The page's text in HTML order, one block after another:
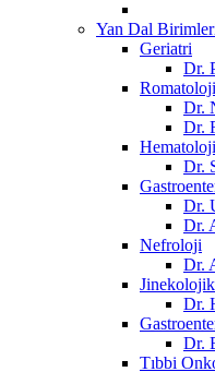
Yan Dal
Geriatri
Dr.
Romatoloji
Dr.
Dr.
Hematoloji
Dr.
Dr.
Dr.
Nefroloji
Dr.
Dr.
Dr.
Tıbbi